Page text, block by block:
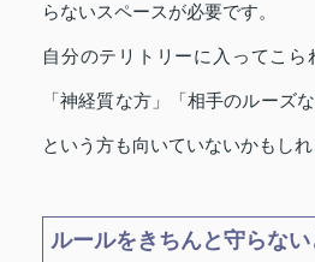
らないスペースが必要です。
自分のテリトリーに入ってこら
「神経質な方」「相手のルーズ
という方も向いていないかもしれ
ルールをきちんと守らな